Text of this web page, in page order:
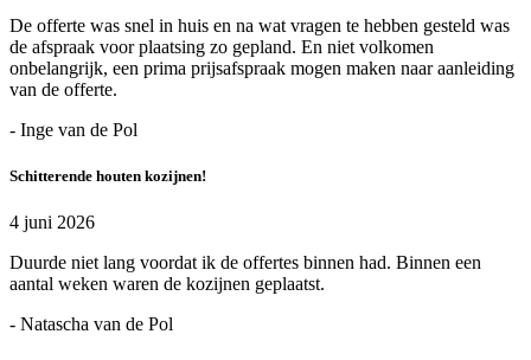
De offerte was snel in huis en na wat vragen te hebben gesteld was
de afspraak voor plaatsing zo gepland. En niet volkomen
onbelangrijk, een prima prijsafspraak mogen maken naar aanleiding
van de offerte.
- Inge van de Pol
Schitterende houten kozijnen!
4 juni 2026
Duurde niet lang voordat ik de offertes binnen had. Binnen een
aantal weken waren de kozijnen geplaatst.
- Natascha van de Pol